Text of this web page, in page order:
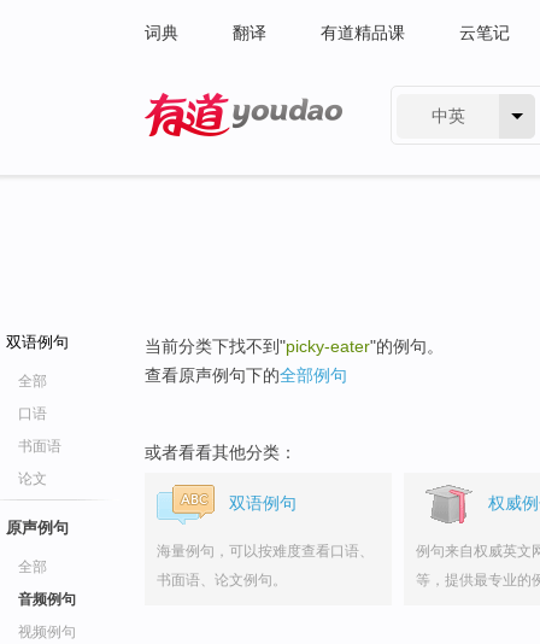
词典 翻译 有道精品课 云笔记
中英
双语例句
全部
口语
书面语
论文
原声例句
全部
音频例句
视频例句
当前分类下找不到"picky-eater"的例句。
查看原声例句下的全部例句
或者看看其他分类：
双语例句
海量例句，可以按难度查看口语、
书面语、论文例句。
权威
例句来自权威英文
等，提供最专业的